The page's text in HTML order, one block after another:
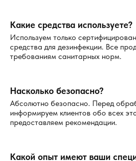
наносят вреда людям и домашним
Преимущества профессиональной
Комплексный подход.
Меры профилактики
Чтобы муравьи не появлялись
Чистота . Убирайте остатки
Какие средства используете?
Используем только
средства для дезинфекции. Все
требованиям санитарных норм.
Насколько безопасно?
Абсолютно безопасно. Перед
информируем клиентов обо всех
предоставляем рекомендации.
Какой опыт имеют ваши